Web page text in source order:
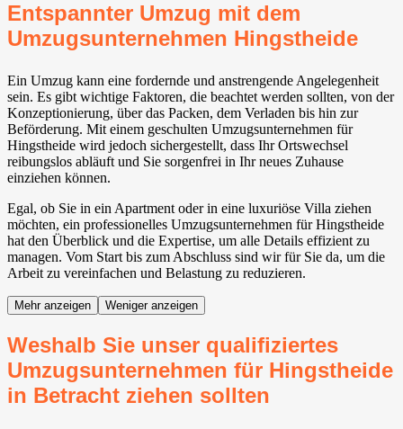
Entspannter Umzug mit dem
Umzugsunternehmen Hingstheide
Ein Umzug kann eine fordernde und anstrengende Angelegenheit
sein. Es gibt wichtige Faktoren, die beachtet werden sollten, von der
Konzeptionierung, über das Packen, dem Verladen bis hin zur
Beförderung. Mit einem geschulten Umzugsunternehmen für
Hingstheide wird jedoch sichergestellt, dass Ihr Ortswechsel
reibungslos abläuft und Sie sorgenfrei in Ihr neues Zuhause
einziehen können.
Egal, ob Sie in ein Apartment oder in eine luxuriöse Villa ziehen
möchten, ein professionelles Umzugsunternehmen für Hingstheide
hat den Überblick und die Expertise, um alle Details effizient zu
managen. Vom Start bis zum Abschluss sind wir für Sie da, um die
Arbeit zu vereinfachen und Belastung zu reduzieren.
Mehr anzeigen Weniger anzeigen
Weshalb Sie unser qualifiziertes
Umzugsunternehmen für Hingstheide
in Betracht ziehen sollten